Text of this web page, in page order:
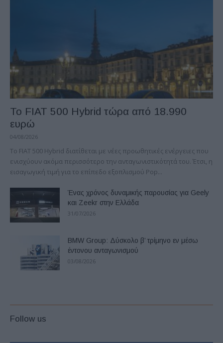
Το FIAT 500 Hybrid τώρα από 18.990
ευρώ
04/08/2026
Το FIAT 500 Hybrid διατίθεται με νέες προωθητικές ενέργειες που
ενισχύουν ακόμα περισσότερο την ανταγωνιστικότητά του. Έτσι, η
εισαγωγική τιμή για το επίπεδο εξοπλισμού Pop...
Ένας χρόνος δυναμικής παρουσίας για Geely
και Zeekr στην Ελλάδα
31/07/2026
BMW Group: Δύσκολο β’ τρίμηνο εν μέσω
έντονου ανταγωνισμού
03/08/2026
Follow us